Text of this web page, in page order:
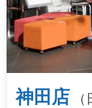
神田店